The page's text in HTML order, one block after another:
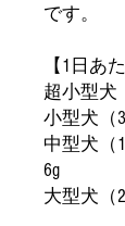
です。
【1日あ
超小型犬
小型犬（
中型犬（
6g
大型犬（